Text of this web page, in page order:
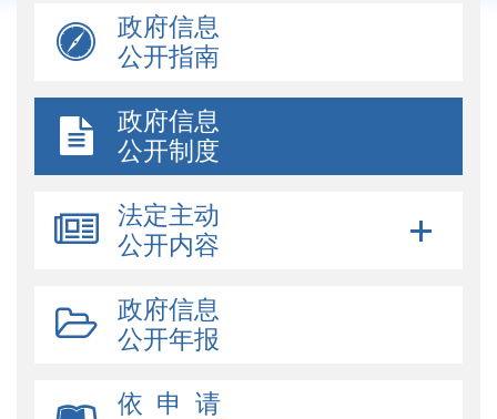
政府信息
公开指南
政府信息
公开制度
法定主动
公开内容
政府信息
公开年报
依 申 请